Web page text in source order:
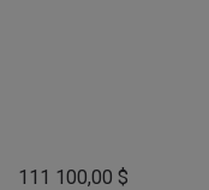
111 100,00 $